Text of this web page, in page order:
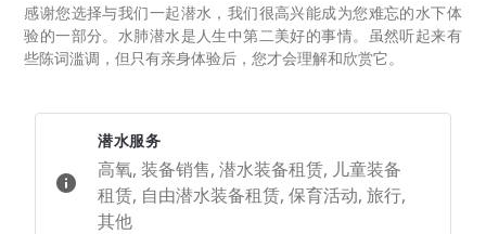
感谢您选择与我们一起潜水，我们很高兴能成为您难忘的水下体
验的一部分。水肺潜水是人生中第二美好的事情。虽然听起来有
些陈词滥调，但只有亲身体验后，您才会理解和欣赏它。
潜水服务
高氧, 装备销售, 潜水装备租赁, 儿童装备
租赁, 自由潜水装备租赁, 保育活动, 旅行,
其他